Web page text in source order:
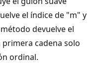
el índice de "m" y
devuelve el
cadena solo
ordinal.